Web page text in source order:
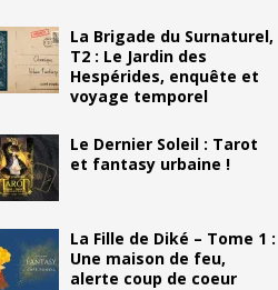
La Brigade du Surnaturel,
T2 : Le Jardin des
Hespérides, enquête et
voyage temporel
Le Dernier Soleil : Tarot
et fantasy urbaine !
La Fille de Diké – Tome 1 :
Une maison de feu,
alerte coup de coeur